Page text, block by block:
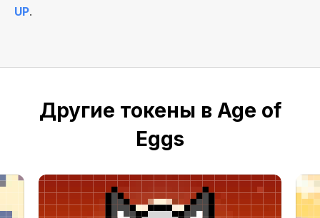
UP.
Другие токены в Age of
Eggs